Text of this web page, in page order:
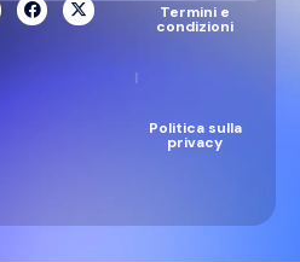
Termini e
condizioni
|
Politica sulla
privacy